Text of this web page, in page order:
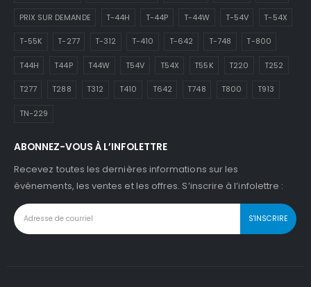
PRIX SUR DEMANDE T-44H T-44P T-44W T-54V T-54X
T-55K T-277 T-312 T-410 T-642 T-748 T-800
T44H T44P T44W T54V T54X T55K T220 T252
T277 T288 T312 T410 T642 T748 T800 T913
TN-229
ABONNEZ-VOUS À L’INFOLETTRE
Recevez toutes les dernières informations sur les
événements, les ventes et les offres. S’inscrire à l’infolettre :